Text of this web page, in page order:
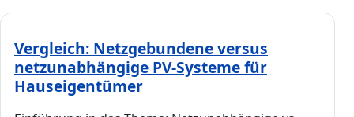
Vergleich: Netzgebundene versus
netzunabhängige PV-Systeme für
Hauseigentümer